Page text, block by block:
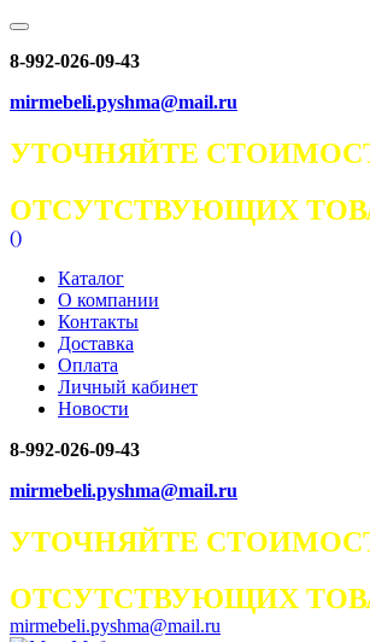
8-992-026-09-43
mirmebeli.pyshma@mail.ru
УТОЧНЯЙТЕ
ОТСУТСТВУЮЩИХ
()
Каталог
О компании
Контакты
Доставка
Оплата
Личный кабинет
Новости
8-992-026-09-43
mirmebeli.pyshma@mail.ru
УТОЧНЯЙТЕ
ОТСУТСТВУЮЩИХ
mirmebeli.pyshma@mail.ru